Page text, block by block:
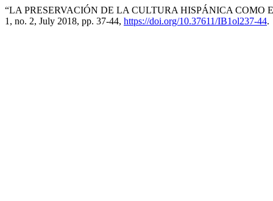
“LA PRESERVACIÓN DE LA CULTURA HISPÁNICA
1, no. 2, July 2018, pp. 37-44, https://doi.org/10.37611/IB1ol237-44.